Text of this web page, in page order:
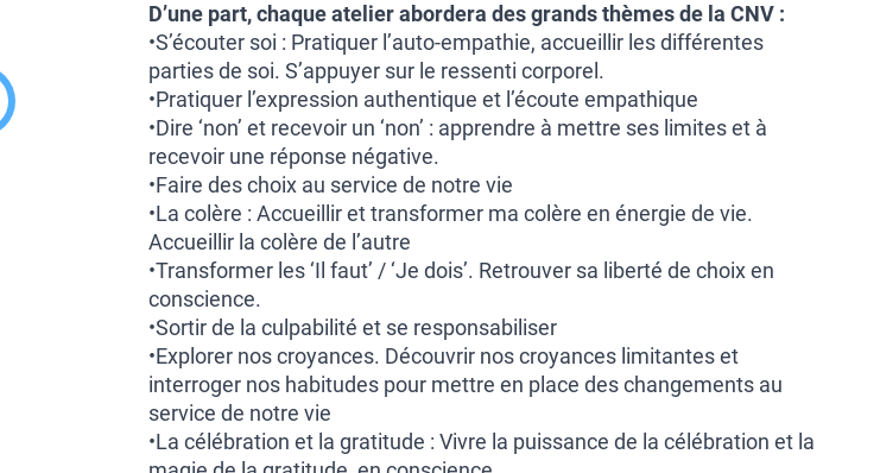
D’une part, chaque atelier abordera des grands thèmes de la CNV :
•S’écouter soi : Pratiquer l’auto-empathie, accueillir les différentes
parties de soi. S’appuyer sur le ressenti corporel.
•Pratiquer l’expression authentique et l’écoute empathique
•Dire ‘non’ et recevoir un ‘non’ : apprendre à mettre ses limites et à
recevoir une réponse négative.
•Faire des choix au service de notre vie
•La colère : Accueillir et transformer ma colère en énergie de vie.
Accueillir la colère de l’autre
•Transformer les ‘Il faut’ / ‘Je dois’. Retrouver sa liberté de choix en
conscience.
•Sortir de la culpabilité et se responsabiliser
•Explorer nos croyances. Découvrir nos croyances limitantes et
interroger nos habitudes pour mettre en place des changements au
service de notre vie
•La célébration et la gratitude : Vivre la puissance de la célébration et la